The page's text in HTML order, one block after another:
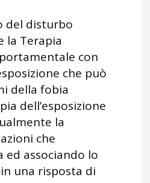
del disturbo
la Terapia
con
che può
della fobia
dell’esposizione
la
che
ed associando lo
una risposta di